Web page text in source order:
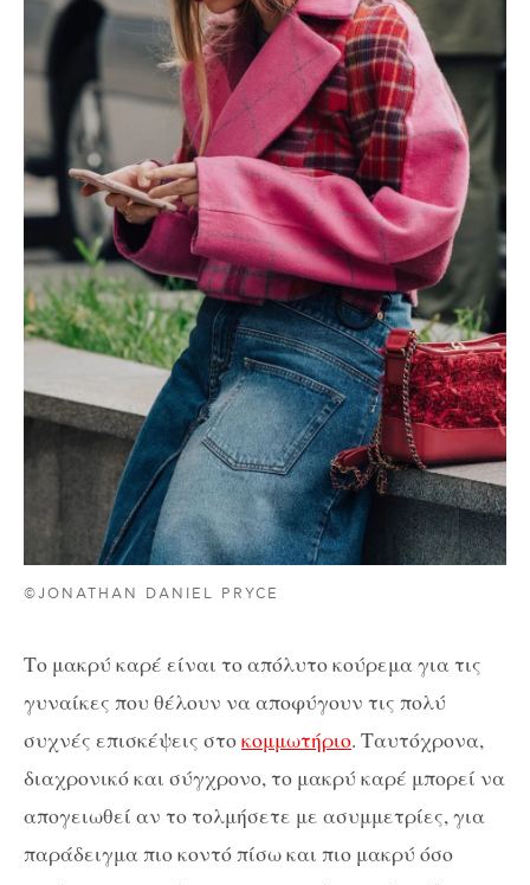
©JONATHAN DANIEL PRYCE
Το μακρύ καρέ είναι το απόλυτο κούρεμα για τις
γυναίκες που θέλουν να αποφύγουν τις πολύ
συχνές επισκέψεις στοκομμωτήριο. Ταυτόχρονα,
διαχρονικό και σύγχρονο, το μακρύ καρέ μπορεί να
απογειωθεί αν το τολμήσετε με ασυμμετρίες, για
παράδειγμα πιο κοντό πίσω και πιο μακρύ όσο